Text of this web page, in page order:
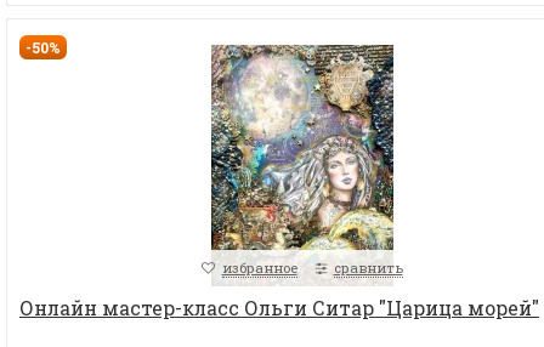
-50%
избранное сравнить
Онлайн мастер-класс Ольги Ситар "Царица морей"